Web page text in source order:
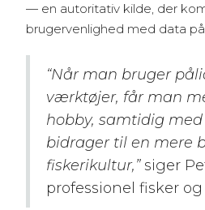
— en autoritativ kilde, der
brugervenlighed med data
“Når man bruger
værktøjer, får man
hobby, samtidig
bidrager til en mere
fiskerikultur,”siger
professionel fisker